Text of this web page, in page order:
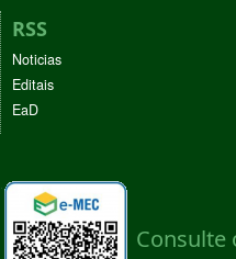
RSS
Noticias
Editais
EaD